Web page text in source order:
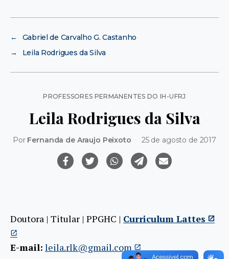
←
Gabriel de Carvalho G. Castanho
→
Leila Rodrigues da Silva
Categorias
PROFESSORES PERMANENTES DO IH-UFRJ
Leila Rodrigues da Silva
Por Fernanda de Araujo Peixoto 25 de agosto de 2017
Doutora | Titular | PPGHC | Curriculum Lattes
E-mail: leila.rlk@gmail.com